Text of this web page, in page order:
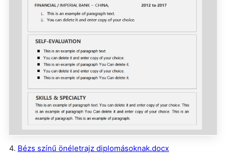
4. Bézs színű önéletrajz diplomásoknak.docx